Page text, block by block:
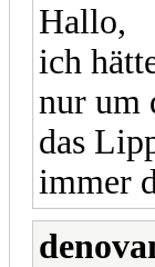
Hallo,
ich
nur um
das
immer